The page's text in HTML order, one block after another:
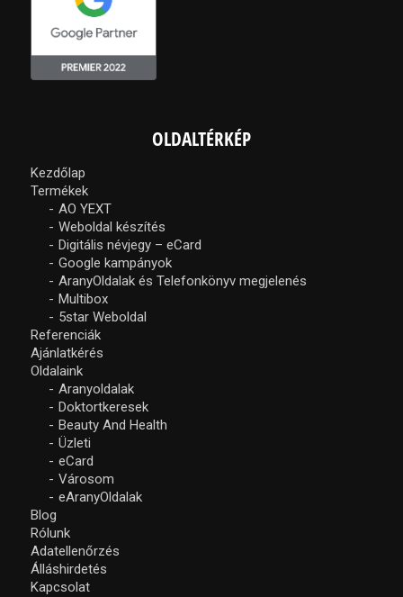
OLDALTÉRKÉP
Kezdőlap
Termékek
AO YEXT
Weboldal készítés
Digitális névjegy – eCard
Google kampányok
AranyOldalak és Telefonkönyv megjelenés
Multibox
5star Weboldal
Referenciák
Ajánlatkérés
Oldalaink
Aranyoldalak
Doktortkeresek
Beauty And Health
Üzleti
eCard
Városom
eAranyOldalak
Blog
Rólunk
Adatellenőrzés
Álláshirdetés
Kapcsolat